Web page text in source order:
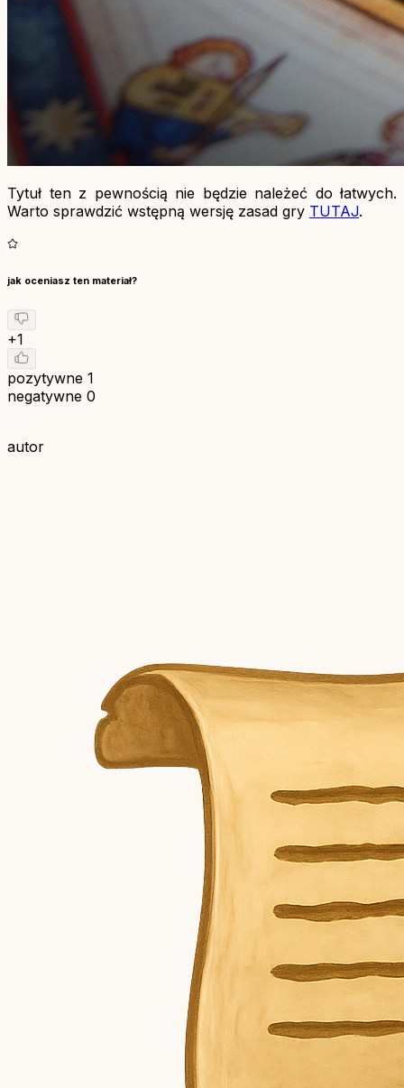
Tytuł ten z pewnością nie będzie należeć do łatwych.
Warto sprawdzić wstępną wersję zasad gry TUTAJ.
jak oceniasz ten materiał?
+1
pozytywne 1
negatywne 0
autor